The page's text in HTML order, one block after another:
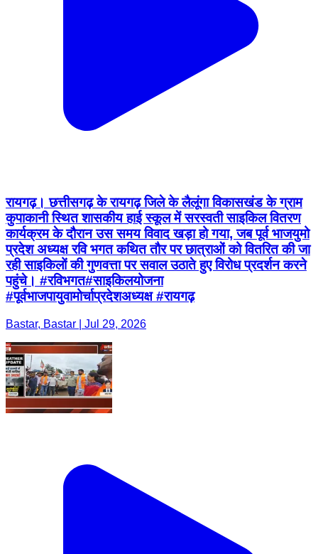
रायगढ़। छत्तीसगढ़ के रायगढ़ जिले के लैलूंगा विकासखंड के ग्राम
कुपाकानी स्थित शासकीय हाई स्कूल में सरस्वती साइकिल वितरण
कार्यक्रम के दौरान उस समय विवाद खड़ा हो गया, जब पूर्व भाजयुमो
प्रदेश अध्यक्ष रवि भगत कथित तौर पर छात्राओं को वितरित की जा
रही साइकिलों की गुणवत्ता पर सवाल उठाते हुए विरोध प्रदर्शन करने
पहुंचे। #रविभगत#साइकिलयोजना
#पूर्वभाजपायुवामोर्चाप्रदेशअध्यक्ष #रायगढ़
Bastar, Bastar | Jul 29, 2026